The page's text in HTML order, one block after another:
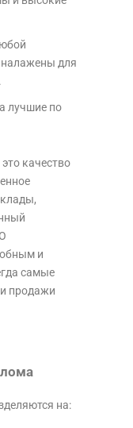
для
лучшие по
качество
и
самые
продажи
на: